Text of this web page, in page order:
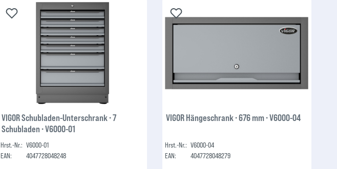
VIGOR Schubladen-Unterschrank ∙ 7
Schubladen ∙ V6000-01
Hrst.-Nr.: V6000-01
EAN:
4047728048248
VIGOR Hängeschrank ∙ 676 mm ∙ V6000-04
Hrst.-Nr.: V6000-04
EAN:
4047728048279